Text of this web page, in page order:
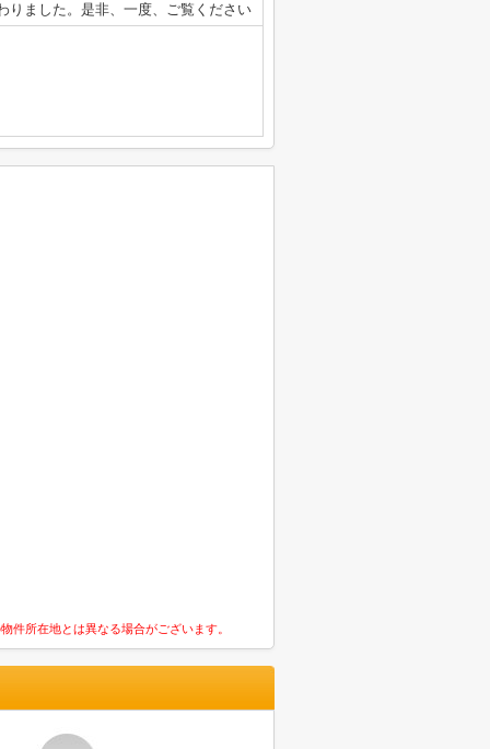
りました。是非、一度、ご覧ください
件所在地とは異なる場合がございます。